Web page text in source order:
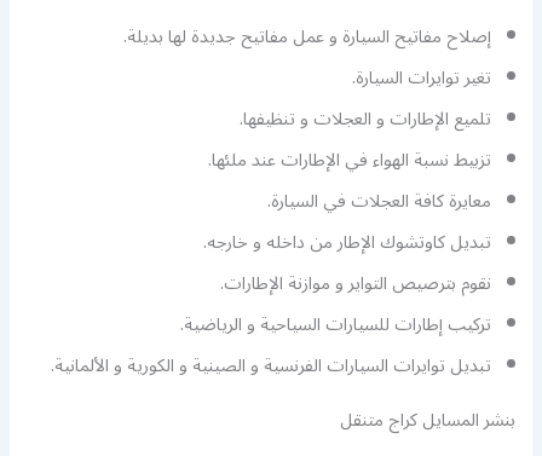
إصلاح مفاتيح السيارة و عمل مفاتيح جديدة لها بديلة.
تغير توايرات السيارة.
تلميع الإطارات و العجلات و تنظيفها.
تزبيط نسبة الهواء في الإطارات عند ملئها.
معايرة كافة العجلات في السيارة.
تبديل كاوتشوك الإطار من داخله و خارجه.
نقوم بترصيص التواير و موازنة الإطارات.
تركيب إطارات للسيارات السياحية و الرياضية.
تبديل توايرات السيارات الفرنسية و الصينية و الكورية و الألمانية.
بنشر المسايل كراج متنقل